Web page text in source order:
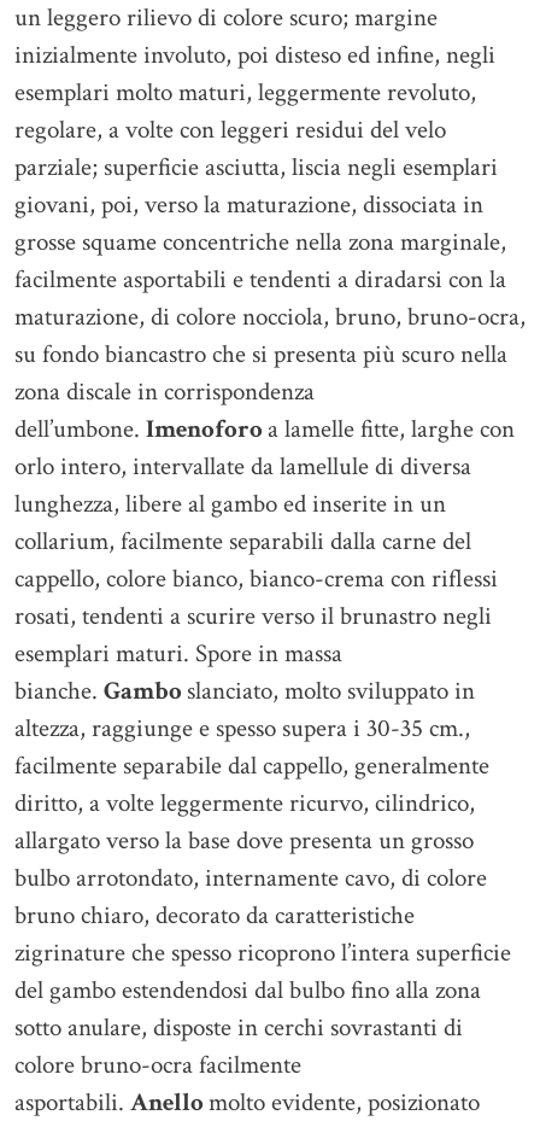
un leggero rilievo di colore scuro; margine
inizialmente involuto, poi disteso ed infine, negli
esemplari molto maturi, leggermente revoluto,
regolare, a volte con leggeri residui del velo
parziale; superficie asciutta, liscia negli esemplari
giovani, poi, verso la maturazione, dissociata in
grosse squame concentriche nella zona marginale,
facilmente asportabili e tendenti a diradarsi con la
maturazione, di colore nocciola, bruno, bruno-ocra,
su fondo biancastro che si presenta più scuro nella
zona discale in corrispondenza
dell’umbone. Imenoforoa lamelle fitte, larghe con
orlo intero, intervallate da lamellule di diversa
lunghezza, libere al gambo ed inserite in un
collarium, facilmente separabili dalla carne del
cappello, colore bianco, bianco-crema con riflessi
rosati, tendenti a scurire verso il brunastro negli
esemplari maturi. Spore in massa
bianche. Gamboslanciato, molto sviluppato in
altezza, raggiunge e spesso supera i 30-35 cm.,
facilmente separabile dal cappello, generalmente
diritto, a volte leggermente ricurvo, cilindrico,
allargato verso la base dove presenta un grosso
bulbo arrotondato, internamente cavo, di colore
bruno chiaro, decorato da caratteristiche
zigrinature che spesso ricoprono l’intera superficie
del gambo estendendosi dal bulbo fino alla zona
sotto anulare, disposte in cerchi sovrastanti di
colore bruno-ocra facilmente
asportabili. Anellomolto evidente, posizionato